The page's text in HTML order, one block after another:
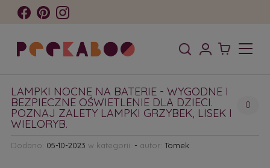
LAMPKI NOCNE NA BATERIE - WYGODNE I
BEZPIECZNE OŚWIETLENIE DLA DZIECI.
POZNAJ ZALETY LAMPKI GRZYBEK, LISEK I
WIELORYB.
0
Dodano: 05-10-2023 w kategorii: - autor: Tomek